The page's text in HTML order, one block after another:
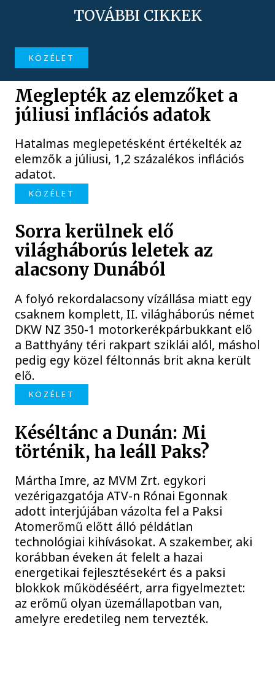
TOVÁBBI CIKKEK
KÖZÉLET
Meglepték az elemzőket a
júliusi inflációs adatok
Hatalmas meglepetésként értékelték az
elemzők a júliusi, 1,2 százalékos inflációs
adatot.
KÖZÉLET
Sorra kerülnek elő
világháborús leletek az
alacsony Dunából
A folyó rekordalacsony vízállása miatt egy
csaknem komplett, II. világháborús német
DKW NZ 350-1 motorkerékpárbukkant elő
a Batthyány téri rakpart sziklái alól, máshol
pedig egy közel féltonnás brit akna került
elő.
KÖZÉLET
Késéltánc a Dunán: Mi
történik, ha leáll Paks?
Mártha Imre, az MVM Zrt. egykori
vezérigazgatója ATV-n Rónai Egonnak
adott interjújában vázolta fel a Paksi
Atomerőmű előtt álló példátlan
technológiai kihívásokat. A szakember, aki
korábban éveken át felelt a hazai
energetikai fejlesztésekért és a paksi
blokkok működéséért, arra figyelmeztet:
az erőmű olyan üzemállapotban van,
amelyre eredetileg nem tervezték.